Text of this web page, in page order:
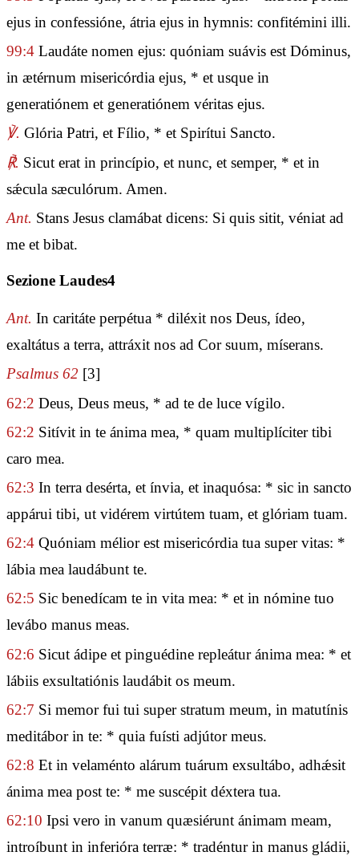
ejus in confessióne, átria ejus in hymnis: confitémini illi.
99:4 Laudáte nomen ejus: quóniam suávis est Dóminus,
in ætérnum misericórdia ejus, * et usque in
generatiónem et generatiónem véritas ejus.
℣. Glória Patri, et Fílio, * et Spirítui Sancto.
℟. Sicut erat in princípio, et nunc, et semper, * et in
sǽcula sæculórum. Amen.
Ant. Stans Jesus clamábat dicens: Si quis sitit, véniat ad
me et bibat.
Sezione Laudes4
Ant. In caritáte perpétua * diléxit nos Deus, ídeo,
exaltátus a terra, attráxit nos ad Cor suum, míserans.
Psalmus 62 [3]
62:2 Deus, Deus meus, * ad te de luce vígilo.
62:2 Sitívit in te ánima mea, * quam multiplíciter tibi
caro mea.
62:3 In terra desérta, et ínvia, et inaquósa: * sic in sancto
appárui tibi, ut vidérem virtútem tuam, et glóriam tuam.
62:4 Quóniam mélior est misericórdia tua super vitas: *
lábia mea laudábunt te.
62:5 Sic benedícam te in vita mea: * et in nómine tuo
levábo manus meas.
62:6 Sicut ádipe et pinguédine repleátur ánima mea: * et
lábiis exsultatiónis laudábit os meum.
62:7 Si memor fui tui super stratum meum, in matutínis
meditábor in te: * quia fuísti adjútor meus.
62:8 Et in velaménto alárum tuárum exsultábo, adhǽsit
ánima mea post te: * me suscépit déxtera tua.
62:10 Ipsi vero in vanum quæsiérunt ánimam meam,
introíbunt in inferióra terræ: * tradéntur in manus gládii,